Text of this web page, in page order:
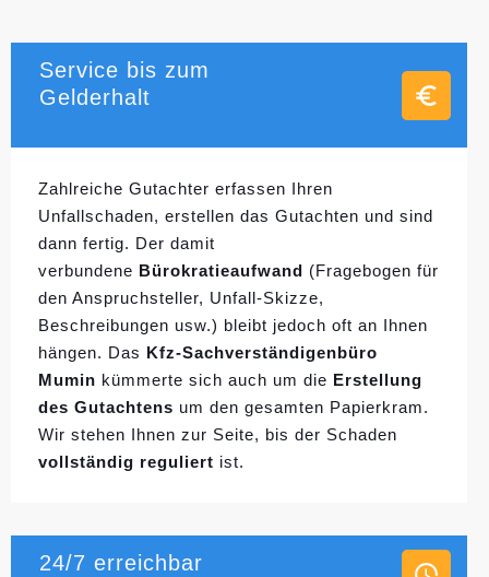
Service bis zum
Gelderhalt
Zahlreiche Gutachter erfassen Ihren
Unfallschaden, erstellen das Gutachten und sind
dann fertig. Der damit
verbundene Bürokratieaufwand (Fragebogen für
den Anspruchsteller, Unfall-Skizze,
Beschreibungen usw.) bleibt jedoch oft an Ihnen
hängen. Das Kfz-Sachverständigenbüro
Mumin kümmerte sich auch um die Erstellung
des Gutachtens um den gesamten Papierkram.
Wir stehen Ihnen zur Seite, bis der Schaden
vollständig reguliert ist.
24/7 erreichbar